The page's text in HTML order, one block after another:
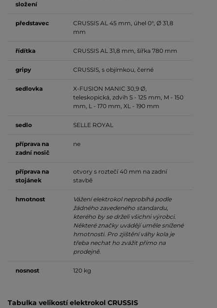
složení
představec
CRUSSIS AL 45 mm, úhel 0°, Ø 31,8
mm
řídítka CRUSSIS AL 31,8 mm, šířka 780 mm
gripy CRUSSIS, s objímkou, černé
sedlovka
X-FUSION MANIC 30,9 Ø,
teleskopická, zdvih S - 125 mm, M - 150
mm, L - 170 mm, XL - 190 mm
sedlo SELLE ROYAL
příprava na
zadní nosič
ne
příprava na
stojánek
otvory s roztečí 40 mm na zadní
stavbě
hmotnost
Vážení elektrokol neprobíhá podle
žádného zavedeného standardu,
kterého by se drželi všichni výrobci.
Některé značky uvádějí uměle snížené
hmotnosti. Pro zjištění váhy kola je
třeba nechat ho zvážit přímo na
prodejně.
nosnost 120 kg
Tabulka velikostí elektrokol CRUSSIS